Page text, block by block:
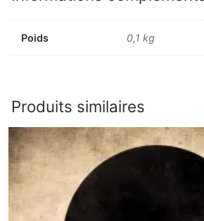
Poids 0,1 kg
Produits similaires